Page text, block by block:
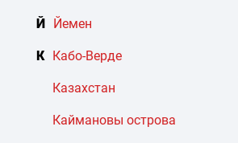
Й Йемен
К Кабо-Верде
Казахстан
Каймановы острова